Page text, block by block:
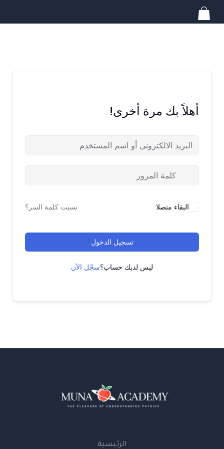
تخطي
أهلاً بك مرة أخرى!
البقاء متصلا نسيت كلمة السر؟
تسجيل الدخول
ليس لديك حساب؟سجّل الآن
الرئيسية